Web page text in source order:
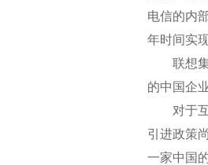
电信的内
年时间实
联想集
的中国企
对于互
引进政策
一家中国